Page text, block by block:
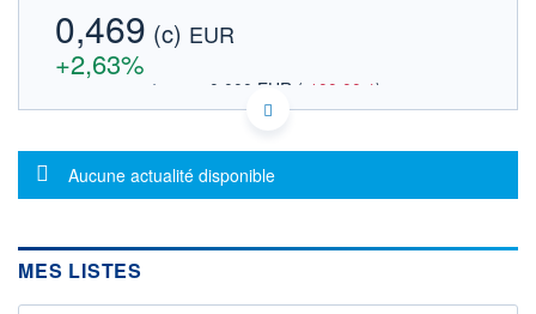
0,469 (c) EUR
+2,63%
0,000 EUR ( -100,00%)
DONNÉES TEMPS RÉEL
Politique d'exécution
Cotation sur les autres places
0,50
Message d'information
Aucune actualité disponible
MES LISTES